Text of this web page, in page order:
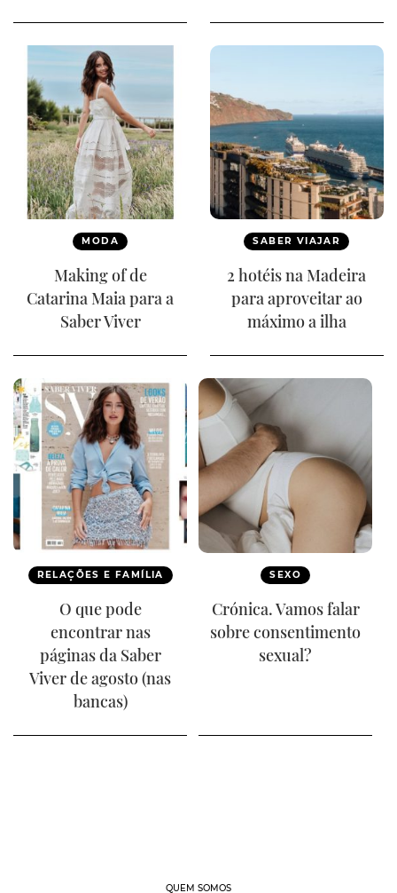
MODA
Making of de
Catarina Maia para a
Saber Viver
SABER VIAJAR
2 hotéis na Madeira
para aproveitar ao
máximo a ilha
RELAÇÕES E FAMÍLIA
O que pode
encontrar nas
páginas da Saber
Viver de agosto (nas
bancas)
SEXO
Crónica. Vamos falar
sobre consentimento
sexual?
QUEM SOMOS